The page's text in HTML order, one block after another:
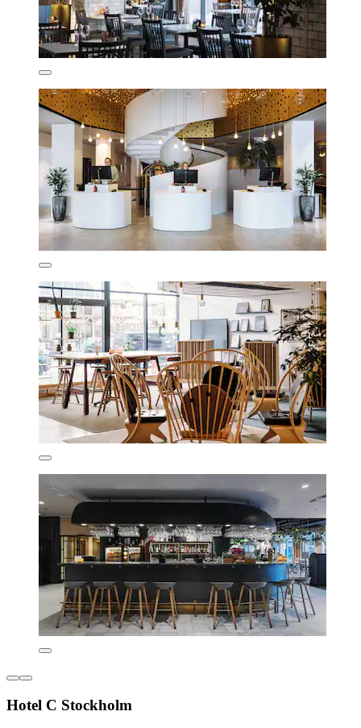
Hotel C Stockholm